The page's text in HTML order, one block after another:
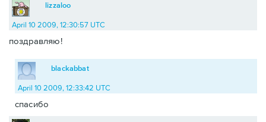
lizzaloo
April 10 2009, 12:30:57 UTC
поздравляю!
blackabbat
April 10 2009, 12:33:42 UTC
спасибо